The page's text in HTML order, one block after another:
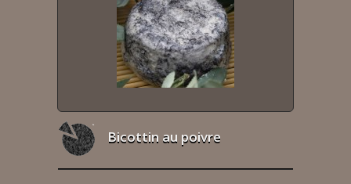
Bicottin au poivre